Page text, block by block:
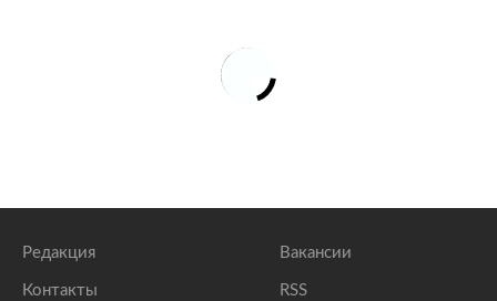
Редакция
Контакты
Вакансии
RSS